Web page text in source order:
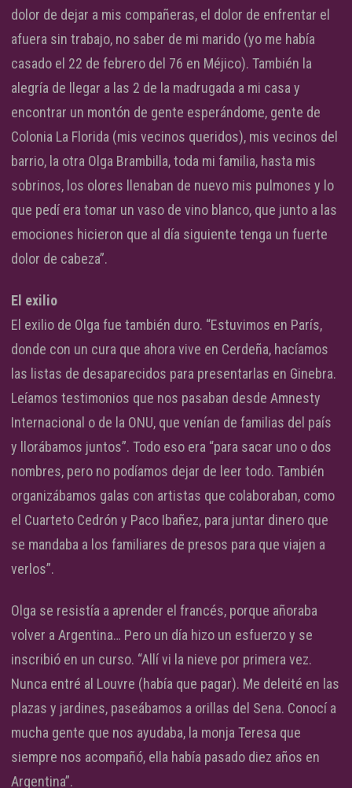
dolor de dejar a mis compañeras, el dolor de enfrentar el
afuera sin trabajo, no saber de mi marido (yo me había
casado el 22 de febrero del 76 en Méjico). También la
alegría de llegar a las 2 de la madrugada a mi casa y
encontrar un montón de gente esperándome, gente de
Colonia La Florida (mis vecinos queridos), mis vecinos del
barrio, la otra Olga Brambilla, toda mi familia, hasta mis
sobrinos, los olores llenaban de nuevo mis pulmones y lo
que pedí era tomar un vaso de vino blanco, que junto a las
emociones hicieron que al día siguiente tenga un fuerte
dolor de cabeza”.
El exilio
El exilio de Olga fue también duro. “Estuvimos en París,
donde con un cura que ahora vive en Cerdeña, hacíamos
las listas de desaparecidos para presentarlas en Ginebra.
Leíamos testimonios que nos pasaban desde Amnesty
Internacional o de la ONU, que venían de familias del país
y llorábamos juntos”. Todo eso era “para sacar uno o dos
nombres, pero no podíamos dejar de leer todo. También
organizábamos galas con artistas que colaboraban, como
el Cuarteto Cedrón y Paco Ibañez, para juntar dinero que
se mandaba a los familiares de presos para que viajen a
verlos”.
Olga se resistía a aprender el francés, porque añoraba
volver a Argentina… Pero un día hizo un esfuerzo y se
inscribió en un curso. “Allí vi la nieve por primera vez.
Nunca entré al Louvre (había que pagar). Me deleité en las
plazas y jardines, paseábamos a orillas del Sena. Conocí a
mucha gente que nos ayudaba, la monja Teresa que
siempre nos acompañó, ella había pasado diez años en
Argentina”.